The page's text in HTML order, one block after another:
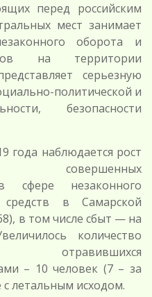
перед российским
мест занимает
оборота и
на территории
серьезную
политической и
безопасности
года наблюдается рост
совершенных
сфере незаконного
средств в Самарской
в том числе сбыт — на
количество
отравившихся
– 10 человек (7 – за
с летальным исходом.